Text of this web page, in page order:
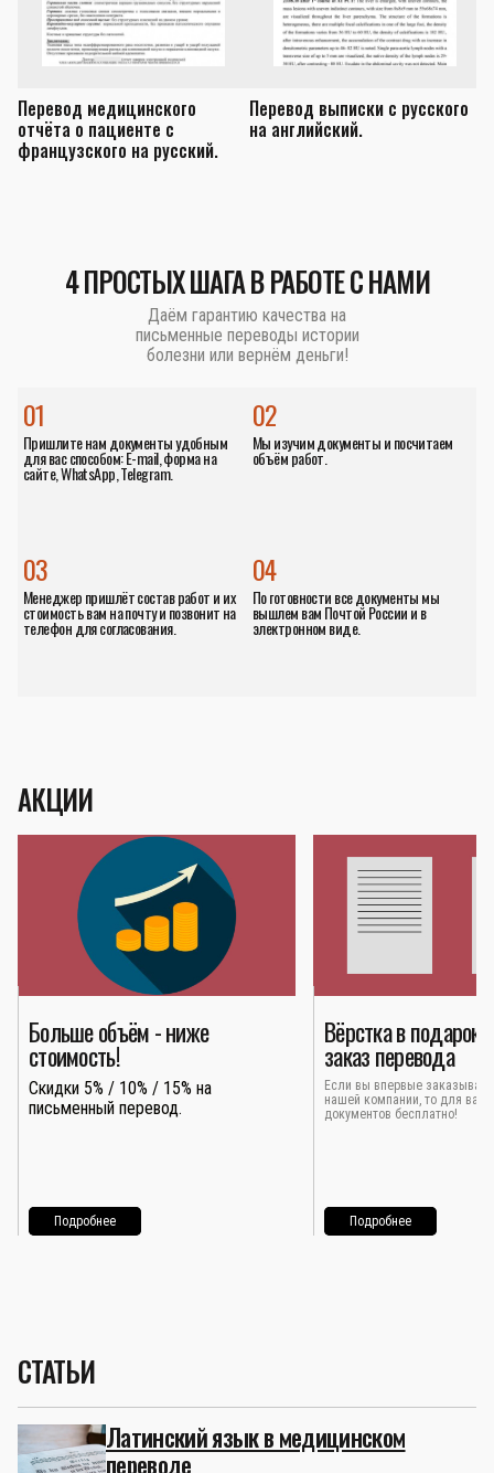
Перевод медицинского
отчёта о пациенте с
французского на русский.
Перевод выписки с русского
на английский.
4 ПРОСТЫХ ШАГА В РАБОТЕ С НАМИ
Даём гарантию качества на
письменные переводы истории
болезни или вернём деньги!
01
Пришлите нам документы удобным
для вас способом: E-mail, форма на
сайте, WhatsApp, Telegram.
02
Мы изучим документы и посчитаем
объём работ.
04
По готовности все документы мы
вышлем вам Почтой России и в
электронном виде.
03
Менеджер пришлёт состав работ и их
стоимость вам на почту и позвонит на
телефон для согласования.
АКЦИИ
Больше объём - ниже
стоимость!
Скидки 5% / 10% / 15% на
письменный перевод.
Подробнее
Вёрстка в подарок
заказ перевода
Если вы впервые
нашей компании, то для вас
документов бесплатно!
Подробнее
СТАТЬИ
Латинский язык в медицинском
переводе